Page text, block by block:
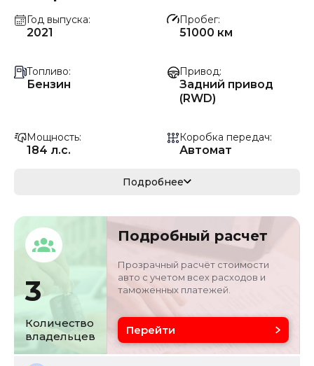
Год выпуска
2021
Пробег
51000 км
Топливо
Бензин
Привод
Задний привод
(RWD)
Мощность
184 л.с.
Коробка передач
Автомат
седан
VIN
LBV6R4108MM0155
90
2 л
Цвет
белый
Состояние
Подробнее
3
Количество
владельцев
Подробный расчет
Прозрачный расчёт стоимости
авто с учетом всех расходов и
таможенных платежей.
Перейти